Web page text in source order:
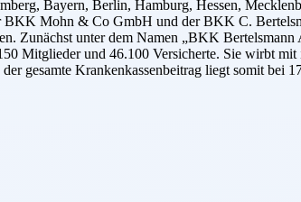
Bayern, Berlin, Hamburg, Hessen,
BKK Mohn & Co GmbH und der BKK C.
Zunächst unter dem Namen „BKK
Mitglieder und 46.100 Versicherte. Sie wirbt
gesamte Krankenkassenbeitrag liegt somit bei